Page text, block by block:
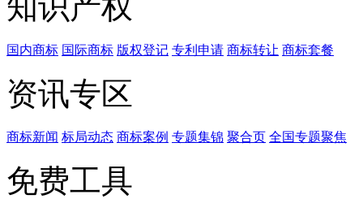
国内商标 国际商标 版权登记 专利申请 商标转让 商标套餐
资讯专区
商标新闻 标局动态 商标案例 专题集锦 聚合页 全国专题聚焦
免费工具